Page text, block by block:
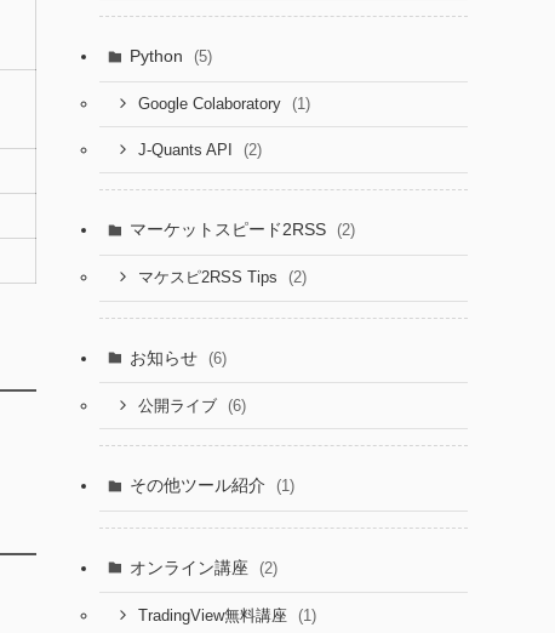
Python (5)
Google Colaboratory (1)
J-Quants API (2)
マーケットスピード2RSS (2)
マケスピ2RSS Tips (2)
お知らせ (6)
公開ライブ (6)
その他ツール紹介 (1)
オンライン講座 (2)
TradingView無料講座 (1)